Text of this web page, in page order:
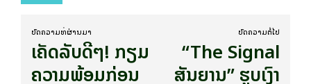
ບົດ​ຄວາມ​ທີ່​ຜ່ານ​ມາ
ເຄັດລັບດີໆ! ກຽມ
ຄວາມພ້ອມກ່ອນ
ບົດ​ຄວາມ​ຕໍ່​ໄປ
“The Signal
ສັນຍານ” ຮູບເງົາ